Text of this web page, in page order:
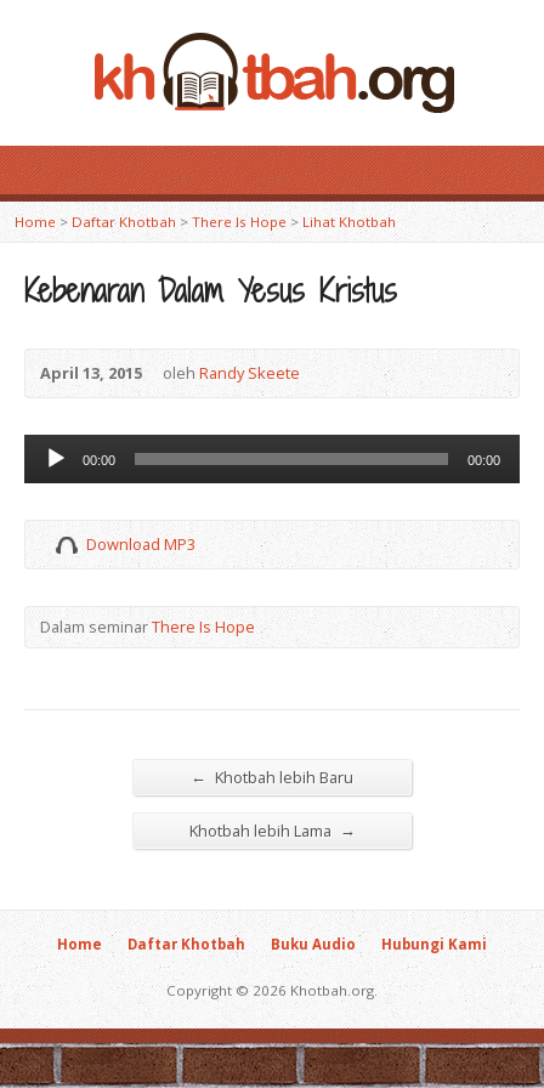
Home > Daftar Khotbah >There Is Hope> Lihat Khotbah
Kebenaran Dalam Yesus Kristus
April 13, 2015 oleh Randy Skeete
Audio
Player
00:00 00:00
Download MP3
Dalam seminarThere Is Hope
← Khotbah lebih Baru
Khotbah lebih Lama →
Home Daftar Khotbah Buku Audio Hubungi Kami
Copyright © 2026 Khotbah.org.